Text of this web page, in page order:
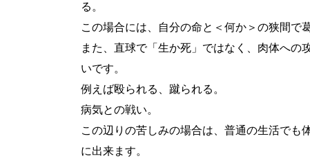
る。
この場合には、自分の命と＜何か＞の狭間で
また、直球で「生か死」ではなく、肉体への
いです。
例えば殴られる、蹴られる。
病気との戦い。
この辺りの苦しみの場合は、普通の生活でも
に出来ます。